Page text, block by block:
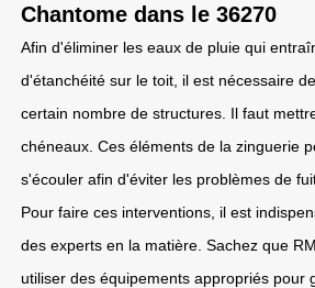
Chantome dans le 36270
Afin d'éliminer les eaux de pluie qui
d'étanchéité sur le toit, il est nécessaire
certain nombre de structures. Il faut
chéneaux. Ces éléments de la zinguerie
s'écouler afin d'éviter les problèmes de
Pour faire ces interventions, il est
des experts en la matière. Sachez que
utiliser des équipements appropriés pour